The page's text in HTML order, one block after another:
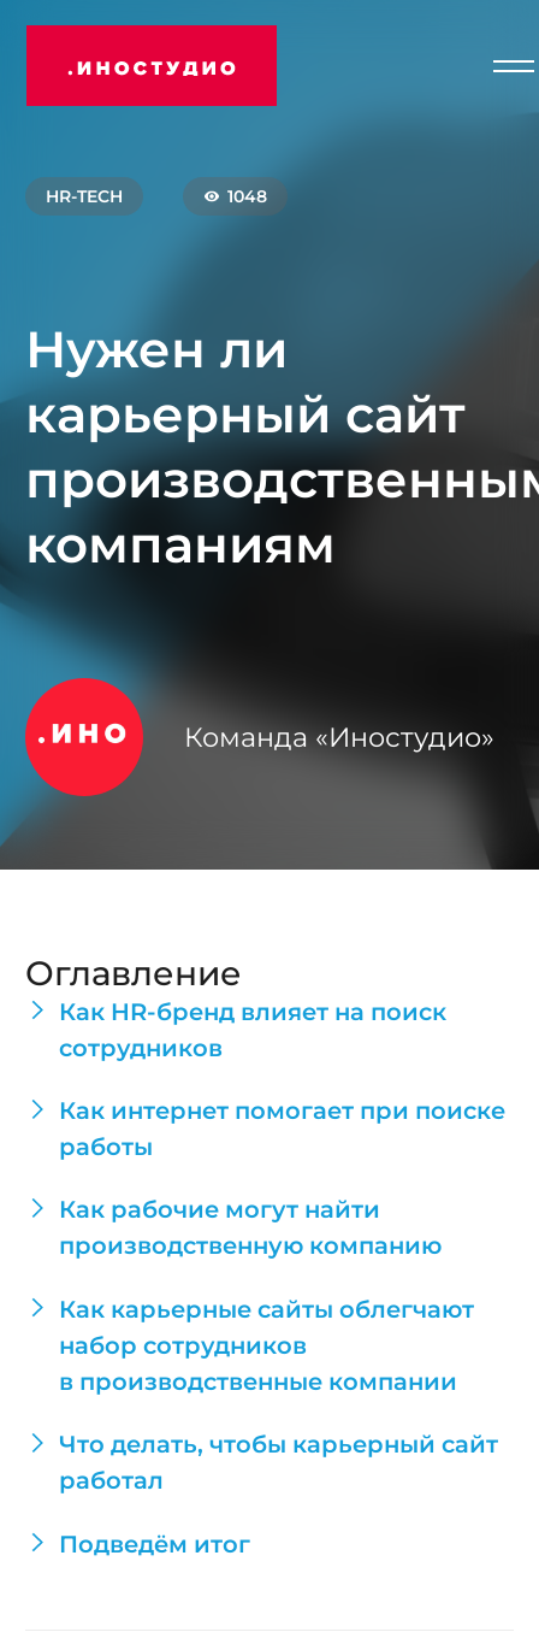
Иностудио
HR-TECH 1048
Нужен ли
карьерный сайт
компаниям
Команда «Иностудио»
Оглавление
Как HR-бренд влияет на поиск
сотрудников
Как интернет помогает при поиске
работы
Как рабочие могут найти
производственную компанию
Как карьерные сайты облегчают
набор сотрудников
в производственные компании
Что делать, чтобы карьерный сайт
работал
Подведём итог